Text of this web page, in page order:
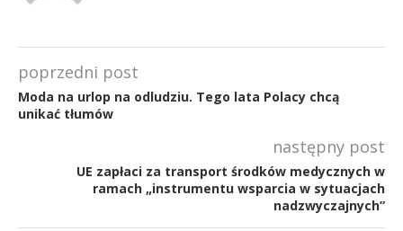
poprzedni post
Moda na urlop na odludziu. Tego lata Polacy chcą
unikać tłumów
następny post
UE zapłaci za transport środków medycznych w
ramach „instrumentu wsparcia w sytuacjach
nadzwyczajnych”